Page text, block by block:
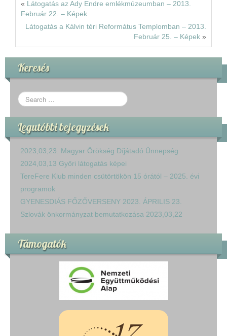
Kapcsolat
« Látogatás az Ady Endre emlékmúzeumban – 2013.
Február 22. – Képek
Látogatás a Kálvin téri Református Templomban – 2013.
Február 25. – Képek »
Keresés
Legutóbbi bejegyzések
2023,03,23. Magyar Örökség Díjátadó Ünnepség
2024,03,13 Győri látogatás képei
TereFere Klub minden csütörtökön 15 órától – 2025. évi
programok
GYENESDIÁS FŐZŐVERSENY 2023. ÁPRILIS 23.
Szlovák önkormányzat bemutatkozása 2023,03,22
Támogatók